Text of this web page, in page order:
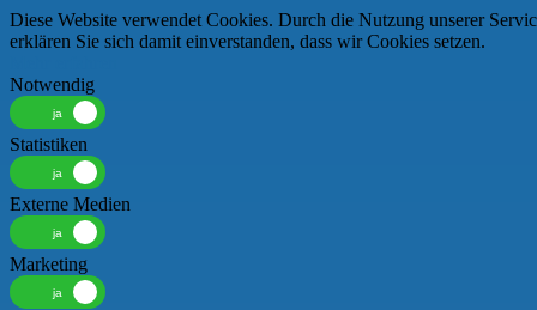
Diese Website verwendet Cookies. Durch die Nutzung unserer
erklären Sie sich damit einverstanden, dass wir Cookies setzen.
Notwendig
Statistiken
Externe Medien
Marketing